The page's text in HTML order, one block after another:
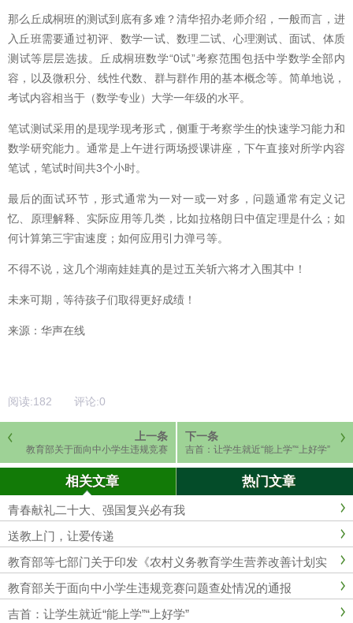
那么丘成桐班的测试到底有多难？清华招办老师介绍 ， 一般而言，进
入丘班需要通过初评、数学一试、数理二试、心理测试、面试、体质
测试等层层选拔。 丘成桐班数学“0试”考察范围包括中学数学全部内
容，以及微积分、线性代数、群与群作用的基本概念等。 简单地说，
考试内容相当于（数学专业）大学一年级的水平。
笔试测试采用的是现学现考形式，侧重于考察学生的快速学习能力和
数学研究能力。通常是上午进行两场授课讲座 ， 下午直接对所学内容
笔试，笔试时间共3个小时。
最后的面试环节 ，形式通常为一对一或一对多，问题通常有定义记
忆、原理解释、实际应用等几类， 比如拉格朗日中值定理是什么；如
何计算第三宇宙速度 ； 如何应用引力弹弓等。
不得不说 ， 这几个湖南娃娃真的是过五关斩六将才入围其中！
未来可期 ， 等待孩子们取得更好成绩！
来源：华声在线
阅读:182 评论:0
上一条
教育部关于面向中小学生违规竞赛
问题查处情况的通报
下一条
吉首：让学生就近“能上学”“上好学”
相关文章 热门文章
青春献礼二十大、强国复兴必有我
送教上门，让爱传递
教育部等七部门关于印发《农村义务教育学生营养改善计划实
施办法》的通知
教育部关于面向中小学生违规竞赛问题查处情况的通报
吉首：让学生就近“能上学”“上好学”